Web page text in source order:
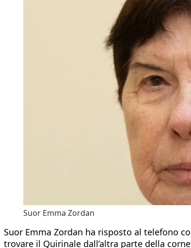
Suor Emma Zordan
Suor Emma Zordan ha risposto al telefono
trovare il Quirinale dall’altra parte della